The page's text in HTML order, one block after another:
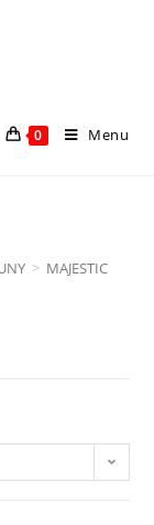
0 Menu
> MAJESTIC